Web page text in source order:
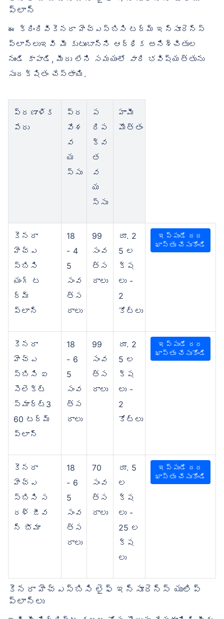
ప్లాన్
ఈ క్రిందివికెనరా హెచ్‌ఎస్‌బిసి టర్మ్ ఇన్సూరెన్స్
ప్లాన్‌లుఇవి మీ కుటుంబాన్ని ఆర్థిక అనిశ్చితుల
నుండి కాపాడి, మీరు లేని సమయంలో వారి భవిష్యత్తును
సురక్షితం చేస్తాయి.
ప్రణాళిక
పేరు
ప్ర
వేశ
వ
య
స్సు
ప
రిప
క్వ
త
వ
య
స్సు
హామీ
మొత్తం
కెనరా
హెచ్‌ఎ
స్‌బిసి
యంగ్ ట
ర్మ్
ప్లాన్
18
- 4
5
సంవ
త్స
రాలు
99
సంవ
త్స
రాలు
రూ. 2
5 ల
క్ష
లు -
2
కోట్లు
ఇప్పుడే దర
ఖాస్తు చేసుకోండి
కెనరా
హెచ్‌ఎ
స్‌బిసి ఐ
సెలెక్ట్
స్మార్ట్3
60 టర్మ్
ప్లాన్
18
- 6
5
సంవ
త్స
రాలు
99
సంవ
త్స
రాలు
రూ. 2
5 ల
క్ష
లు -
2
కోట్లు
ఇప్పుడే దర
ఖాస్తు చేసుకోండి
కెనరా
హెచ్‌ఎ
స్‌బిసి స
రళ్ జీవ
న్ భీమా
18
- 6
5
సంవ
త్స
రాలు
70
సంవ
త్స
రాలు
రూ. 5
ల
క్ష
లు -
25 ల
క్ష
లు
ఇప్పుడే దర
ఖాస్తు చేసుకోండి
కెనరా హెచ్‌ఎస్‌బిసి లైఫ్ ఇన్సూరెన్స్ యులిప్
ప్లాన్‌లు